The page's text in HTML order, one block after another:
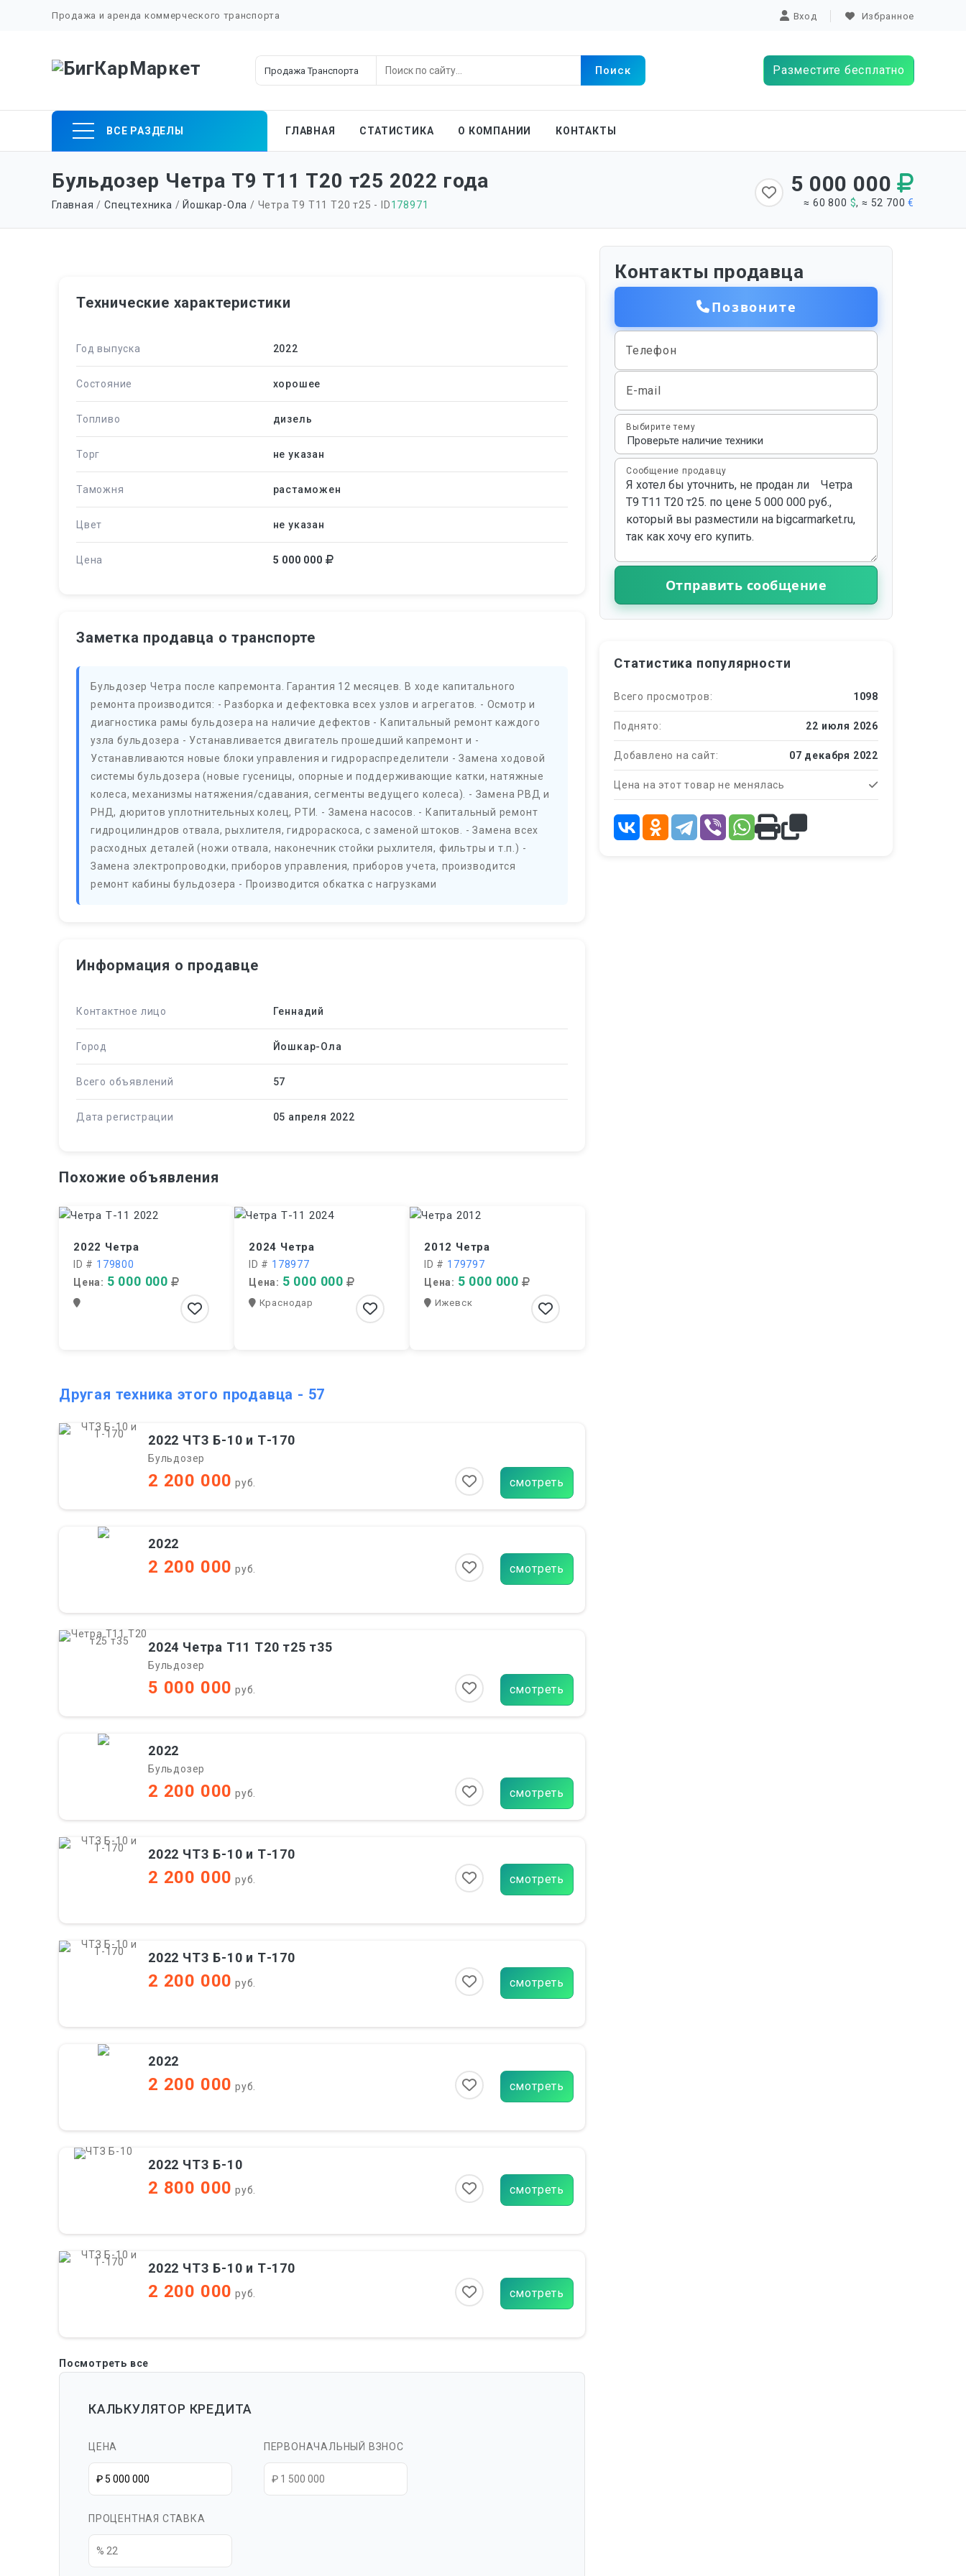
Продажа и аренда коммерческого транспорта Вход Избранное
Разместите бесплатно
ВСЕ РАЗДЕЛЫ
content
ГЛАВНАЯ СТАТИСТИКА О КОМПАНИИ КОНТАКТЫ
Бульдозер Четра Т9 Т11 Т20 т25 2022 года
Главная /Спецтехника / Йошкар-Ола / Четра Т9 Т11 Т20 т25 - ID178971
5 000 000
≈ 60 800 $, ≈ 52 700€
Технические характеристики
Год выпуска 2022
Состояние хорошее
Топливо дизель
Торг не указан
Таможня растаможен
Цвет не указан
Цена 5 000 000
Заметка продавца о транспорте
Бульдозер Четра после капремонта. Гарантия 12 месяцев. В ходе капитального
ремонта производится: - Разборка и дефектовка всех узлов и агрегатов. - Осмотр и
диагностика рамы бульдозера на наличие дефектов - Капитальный ремонт каждого
узла бульдозера - Устанавливается двигатель прошедший капремонт и -
Устанавливаются новые блоки управления и гидрораспределители - Замена ходовой
системы бульдозера (новые гусеницы, опорные и поддерживающие катки, натяжные
колеса, механизмы натяжения/сдавания, сегменты ведущего колеса). - Замена РВД и
РНД, дюритов уплотнительных колец, РТИ. - Замена насосов. - Капитальный ремонт
гидроцилиндров отвала, рыхлителя, гидрораскоса, с заменой штоков. - Замена всех
расходных деталей (ножи отвала, наконечник стойки рыхлителя, фильтры и т.п.) -
Замена электропроводки, приборов управления, приборов учета, производится
ремонт кабины бульдозера - Производится обкатка с нагрузками
Информация о продавце
Контактное лицо Геннадий
Город Йошкар-Ола
Всего объявлений 57
Дата регистрации 05 апреля 2022
Похожие объявления
2022 Четра
ID # 179800
Цена: 5 000 000
2024 Четра
ID # 178977
Цена: 5 000 000
Краснодар
2012 Четра
ID # 179797
Цена: 5 000 000
Ижевск
Другая техника этого продавца - 57
2022 ЧТЗ Б-10 и Т-170
Бульдозер
2 200 000 руб. смотреть
2022
2 200 000 руб. смотреть
2024 Четра Т11 Т20 т25 т35
Бульдозер
5 000 000 руб. смотреть
2022
Бульдозер
2 200 000 руб. смотреть
2022 ЧТЗ Б-10 и Т-170
2 200 000 руб. смотреть
2022 ЧТЗ Б-10 и Т-170
2 200 000 руб. смотреть
2022
2 200 000 руб. смотреть
2022 ЧТЗ Б-10
2 800 000 руб. смотреть
2022 ЧТЗ Б-10 и Т-170
2 200 000 руб. смотреть
Посмотреть все
КАЛЬКУЛЯТОР КРЕДИТА
ЦЕНА ПЕРВОНАЧАЛЬНЫЙ ВЗНОС
ПРОЦЕНТНАЯ СТАВКА
Контакты продавца
Позвоните
Телефон
E-mail
Выбирите тему
Сообщение продавцу
Отправить сообщение
Статистика популярности
Всего просмотров: 1098
Поднято: 22 июля 2026
Добавлено на сайт: 07 декабря 2022
Цена на этот товар не менялась